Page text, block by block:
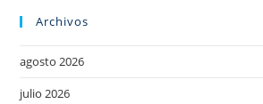
Archivos
agosto 2026
julio 2026